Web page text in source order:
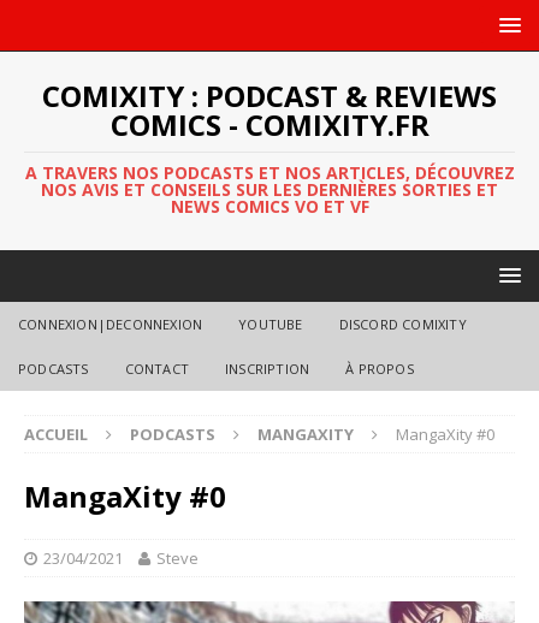
COMIXITY : PODCAST & REVIEWS
COMICS - COMIXITY.FR
A TRAVERS NOS PODCASTS ET NOS ARTICLES, DÉCOUVREZ
NOS AVIS ET CONSEILS SUR LES DERNIÈRES SORTIES ET
NEWS COMICS VO ET VF
CONNEXION|DECONNEXION YOUTUBE DISCORD COMIXITY
PODCASTS CONTACT INSCRIPTION À PROPOS
ACCUEIL PODCASTS MANGAXITY MangaXity #0
MangaXity #0
23/04/2021 Steve